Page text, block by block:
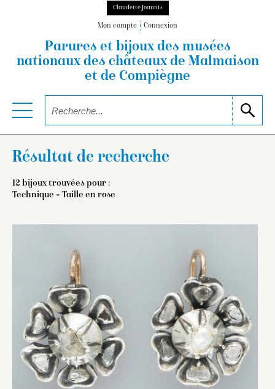
Claudette Joannis
Mon compte Connexion
Parures et bijoux des musées
nationauxdes châteaux de Malmaison
et de Compiègne
Résultat de recherche
12 bijoux trouvées pour :
Technique = Taille en rose